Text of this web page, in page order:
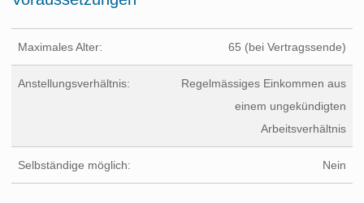
Maximales Alter: 65 (bei Vertragssende)
Anstellungsverhältnis:
Regelmässiges Einkommen aus
einem ungekündigten
Arbeitsverhältnis
Selbständige möglich: Nein